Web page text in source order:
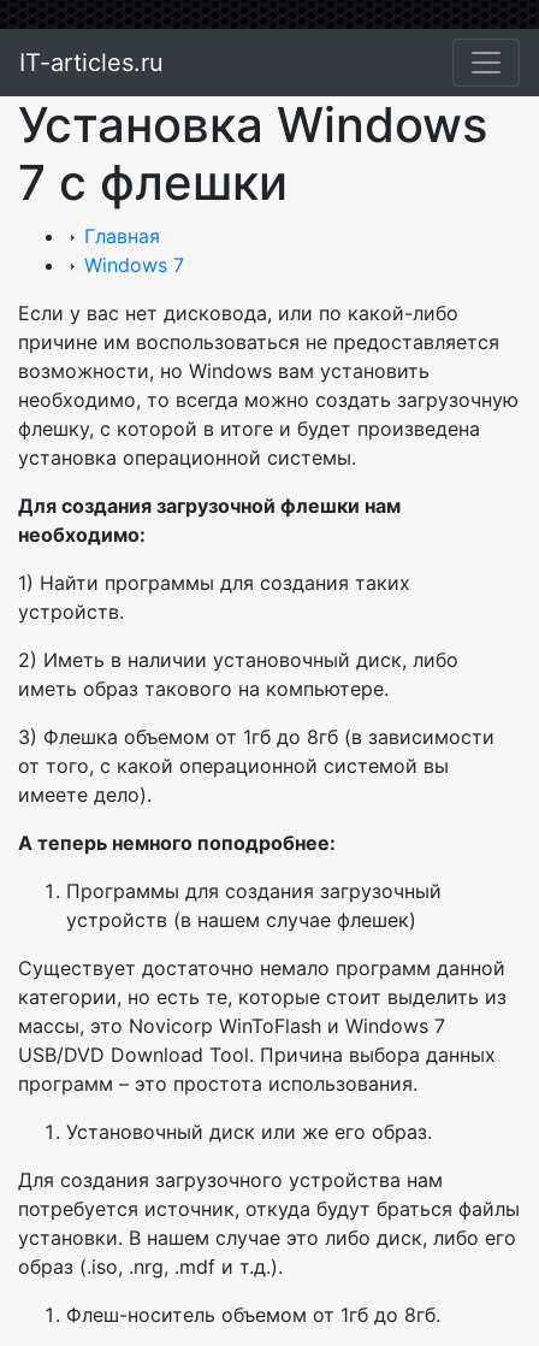
IT-articles.ru
Установка Windows
7 с флешки
Главная
Windows 7
Если у вас нет дисковода, или по какой-либо
причине им воспользоваться не предоставляется
возможности, но Windows вам установить
необходимо, то всегда можно создать загрузочную
флешку, с которой в итоге и будет произведена
установка операционной системы.
Для создания загрузочной флешки нам
необходимо:
1) Найти программы для создания таких
устройств.
2) Иметь в наличии установочный диск, либо
иметь образ такового на компьютере.
3) Флешка объемом от 1гб до 8гб (в зависимости
от того, с какой операционной системой вы
имеете дело).
А теперь немного поподробнее:
Программы для создания загрузочный
устройств (в нашем случае флешек)
Существует достаточно немало программ данной
категории, но есть те, которые стоит выделить из
массы, это Novicorp WinToFlash и Windows 7
USB/DVD Download Tool. Причина выбора данных
программ – это простота использования.
Установочный диск или же его образ.
Для создания загрузочного устройства нам
потребуется источник, откуда будут браться файлы
установки. В нашем случае это либо диск, либо его
образ (.iso, .nrg, .mdf и т.д.).
Флеш-носитель объемом от 1гб до 8гб.